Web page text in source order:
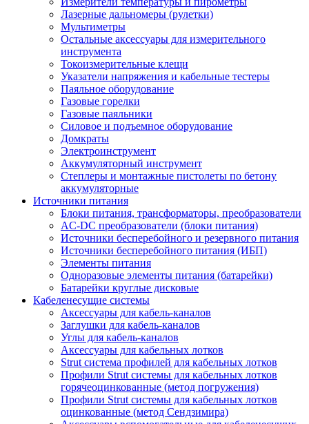
Лазерные дальномеры (рулетки)
Мультиметры
Остальные аксессуары для измерительного
инструмента
Токоизмерительные клещи
Указатели напряжения и кабельные тестеры
Паяльное оборудование
Газовые горелки
Газовые паяльники
Силовое и подъемное оборудование
Домкраты
Электроинструмент
Аккумуляторный инструмент
Степлеры и монтажные пистолеты по бетону
аккумуляторные
Источники питания
Блоки питания, трансформаторы, преобразователи
AC-DC преобразователи (блоки питания)
Источники бесперебойного и резервного питания
Источники бесперебойного питания (ИБП)
Элементы питания
Одноразовые элементы питания (батарейки)
Батарейки круглые дисковые
Кабеленесущие системы
Аксессуары для кабель-каналов
Заглушки для кабель-каналов
Углы для кабель-каналов
Аксессуары для кабельных лотков
Strut система профилей для кабельных лотков
Профили Strut системы для кабельных лотков
горячеоцинкованные (метод погружения)
Профили Strut системы для кабельных лотков
оцинкованные (метод Сендзимира)